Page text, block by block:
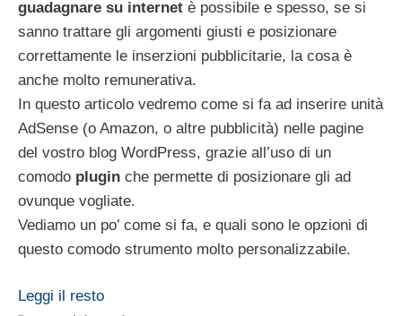
guadagnare su internet è possibile e spesso, se si
sanno trattare gli argomenti giusti e posizionare
correttamente le inserzioni pubblicitarie, la cosa è
anche molto remunerativa.
In questo articolo vedremo come si fa ad inserire unità
AdSense (o Amazon, o altre pubblicità) nelle pagine
del vostro blog WordPress, grazie all’uso di un
comodo plugin che permette di posizionare gli ad
ovunque vogliate.
Vediamo un po’ come si fa, e quali sono le opzioni di
questo comodo strumento molto personalizzabile.
Leggi il resto